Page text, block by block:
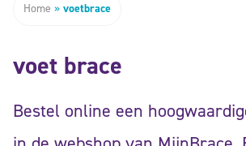
Home » voetbrace
voet brace
Bestel online een